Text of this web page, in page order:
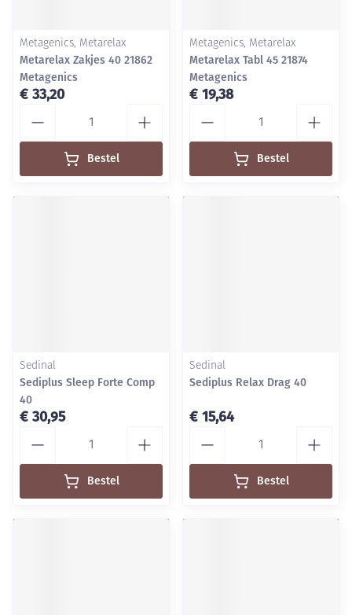
Metagenics, Metarelax
Metarelax Zakjes 40 21862
Metagenics
€ 33,20
Bestel
Metagenics, Metarelax
Metarelax Tabl 45 21874
Metagenics
€ 19,38
Bestel
Sedinal
Sediplus Sleep Forte Comp
40
€ 30,95
Bestel
Sedinal
Sediplus Relax Drag 40
€ 15,64
Bestel